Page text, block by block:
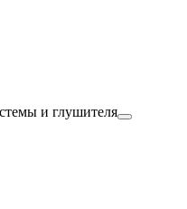
и глушителя